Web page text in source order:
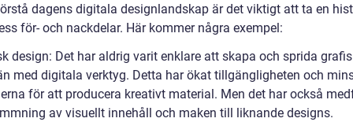
dagens digitala designlandskap är det viktigt att ta en
för- och nackdelar. Här kommer några exempel:
design: Det har aldrig varit enklare att skapa och sprida
med digitala verktyg. Detta har ökat tillgängligheten och
för att producera kreativt material. Men det har också
av visuellt innehåll och maken till liknande designs.